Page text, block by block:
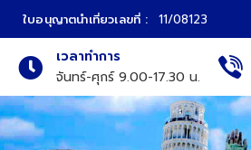
ใบอนุญาตนำเที่ยวเลขที่ : 11/08123
เวลาทำการ
จันทร์-ศุกร์ 9.00-17.30 น.
ทัวร์ญี่ปุ่น
ทัวร์เกาหลี
ภาคเหนือ
ภาคกลาง